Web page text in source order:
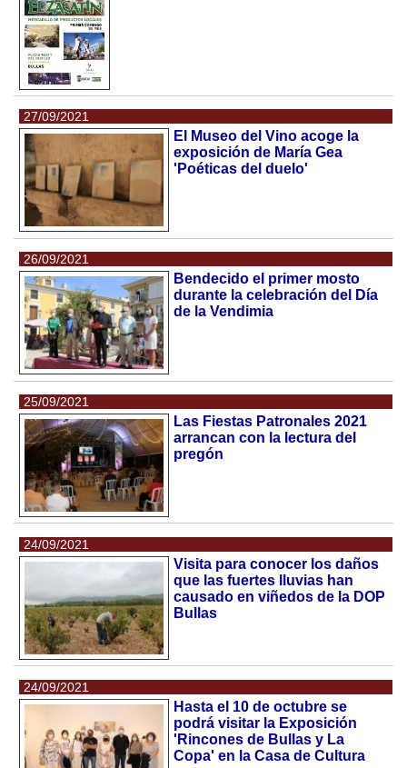
27/09/2021
El Museo del Vino acoge la
exposición de María Gea
'Poéticas del duelo'
26/09/2021
Bendecido el primer mosto
durante la celebración del Día
de la Vendimia
25/09/2021
Las Fiestas Patronales 2021
arrancan con la lectura del
pregón
24/09/2021
Visita para conocer los daños
que las fuertes lluvias han
causado en viñedos de la DOP
Bullas
24/09/2021
Hasta el 10 de octubre se
podrá visitar la Exposición
'Rincones de Bullas y La
Copa' en la Casa de Cultura